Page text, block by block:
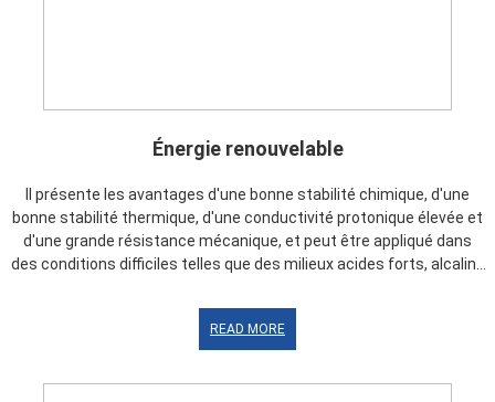
Énergie renouvelable
Il présente les avantages d'une bonne stabilité chimique, d'une
bonne stabilité thermique, d'une conductivité protonique élevée et
d'une grande résistance mécanique, et peut être appliqué dans
des conditions difficiles telles que des milieux acides forts, alcalins
combustible, l'hydrolyse, les batteries à flux et d'autres
applications, vous pouvez personnaliser des solutions
READ MORE